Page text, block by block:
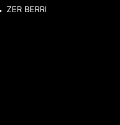
ZER BERRI